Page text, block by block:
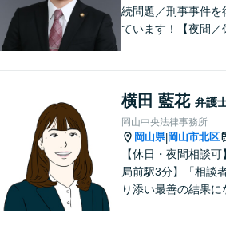
続問題／刑事事件を
ています！【夜間／
横田 藍花 弁護
岡山中央法律事務所
岡山県|岡山市北区
【休日・夜間相談
局前駅3分】「相談
り添い最善の結果に